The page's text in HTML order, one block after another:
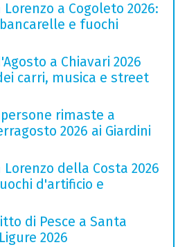
Lorenzo a Cogoleto 2026:
e fuochi
a Chiavari 2026
carri, musica e street
rimaste a
2026 ai Giardini
Lorenzo della Costa 2026
d'artificio e
di Pesce a Santa
2026